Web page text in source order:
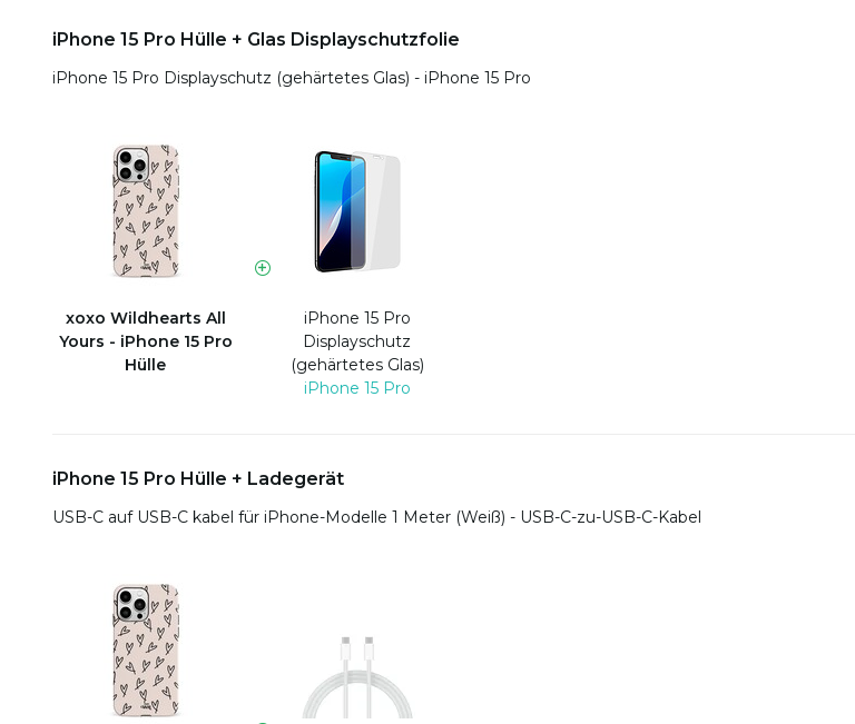
iPhone 15 Pro Hülle + Glas Displayschutzfolie
iPhone 15 Pro Displayschutz (gehärtetes Glas) - iPhone 15 Pro
xoxo Wildhearts All
Yours - iPhone 15 Pro
Hülle
iPhone 15 Pro
Displayschutz
(gehärtetes Glas)
iPhone 15 Pro
iPhone 15 Pro Hülle + Ladegerät
USB-C auf USB-C kabel für iPhone-Modelle 1 Meter (Weiß) - USB-C-zu-USB-C-Kabel